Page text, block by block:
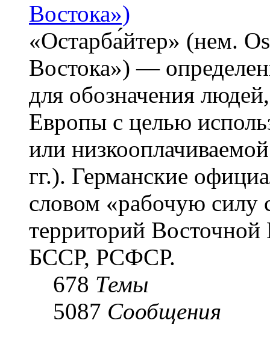
Востока»)
«Остарба́йтер» (нем.
Востока») —
для обозначения
Европы с целью
или
гг.). Германские
словом «рабочую силу
территорий
БССР, РСФСР.
678 Темы
5087 Сообщения